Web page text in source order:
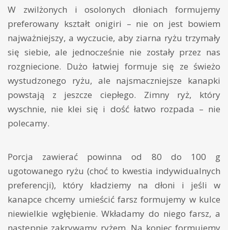
W zwilżonych i osolonych dłoniach formujemy
preferowany kształt onigiri – nie on jest bowiem
najważniejszy, a wyczucie, aby ziarna ryżu trzymały
się siebie, ale jednocześnie nie zostały przez nas
rozgniecione. Dużo łatwiej formuje się ze świeżo
wystudzonego ryżu, ale najsmaczniejsze kanapki
powstają z jeszcze ciepłego. Zimny ryż, który
wyschnie, nie klei się i dość łatwo rozpada – nie
polecamy.
Porcja zawierać powinna od 80 do 100 g
ugotowanego ryżu (choć to kwestia indywidualnych
preferencji), który kładziemy na dłoni i jeśli w
kanapce chcemy umieścić farsz formujemy w kulce
niewielkie wgłębienie. Wkładamy do niego farsz, a
następnie zakrywamy ryżem. Na koniec formujemy